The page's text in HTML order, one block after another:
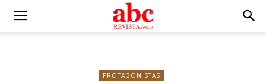
PROTAGONISTAS